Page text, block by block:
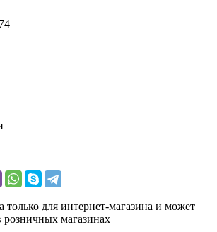
только для интернет-магазина и может
розничных магазинах